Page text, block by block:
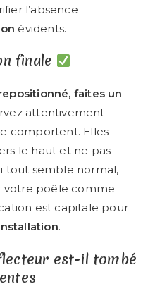
l’absence
évidents.
finale
faites un
attentivement
comportent. Elles
le haut et ne pas
tout semble normal,
votre poêle comme
est capitale pour
.
est-il tombé